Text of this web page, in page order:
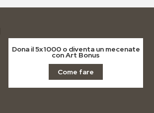
Dona il 5x1000 o diventa un mecenate
con Art Bonus
Come fare